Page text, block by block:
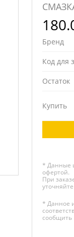
Бренд
Код для
Остаток
Купить
* Данные
офертой.
При
* Данное
сообщить